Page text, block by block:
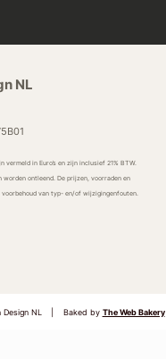
NL
in Euro’s en zijn inclusief 21% BTW.
worden ontleend. De prijzen, voorraden en
van typ- en/of wijzigingenfouten.
NL Baked by The Web Bakery